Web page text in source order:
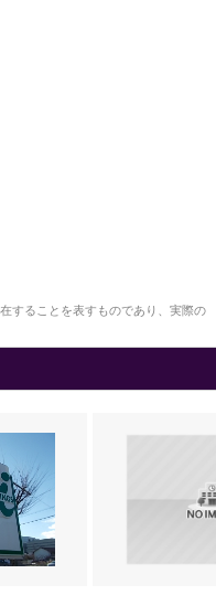
することを表すものであり、実際の